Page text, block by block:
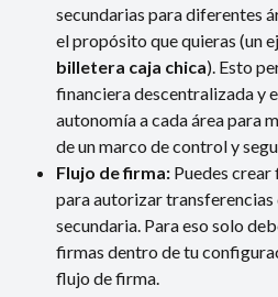
secundarias para diferentes
el propósito que quieras (un
billetera caja chica). Esto
financiera descentralizada y
autonomía a cada área para
de un marco de control y
Flujo de firma: Puedes
para autorizar transferencias
secundaria. Para eso solo
firmas dentro de tu
flujo de firma.